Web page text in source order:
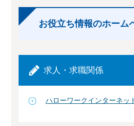
お役立ち情報のホーム
求人・求職関係
ハローワークインターネッ